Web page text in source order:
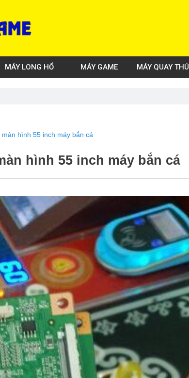
MÁY LONG HỔ MÁY GAME MÁY QUAY THÚ
hình 55 inch máy bắn cá
hình 55 inch máy bắn cá